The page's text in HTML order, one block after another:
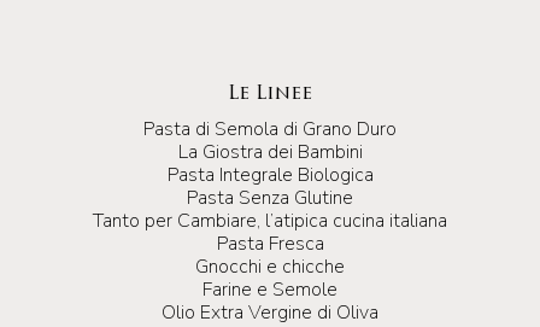
Le Linee
Pasta di Semola di Grano Duro
La Giostra dei Bambini
Pasta Integrale Biologica
Pasta Senza Glutine
Tanto per Cambiare, l’atipica cucina italiana
Pasta Fresca
Gnocchi e chicche
Farine e Semole
Olio Extra Vergine di Oliva